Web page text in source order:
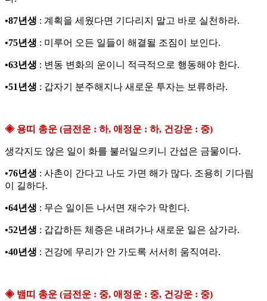
•87년생 : 계획을 세웠다면 기다리지 말고 바로 실천하라.
•75년생 : 미루어 오든 일들이 해결될 조짐이 보인다.
•63년생 : 변동 변화의 운이니 적극적으로 행동해야 한다.
•51년생 : 갑자기 분주해지나 새로운 투자는 보류하라.
◈ 용띠 총운 (금전운 : 하, 애정운 : 하, 건강운 : 중)
생각지도 않은 일이 화를 불러일으키니 간섭은 금물이다.
•76년생 : 사촌이 간다고 나도 가면 해가 많다. 조용히 기다림
이 길하다.
•64년생 : 무슨 일이든 나서면 재수가 막힌다.
•52년생 : 갑갑하든 체증은 내려가나 새로운 일은 삼가라.
•40년생 : 건강에 무리가 안 가도록 서서히 움직여라.
◈ 뱀띠 총운 (금전운 : 중, 애정운 : 중, 건강운 : 중)